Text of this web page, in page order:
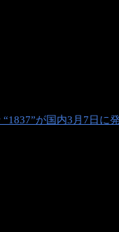
が国内3月7日に